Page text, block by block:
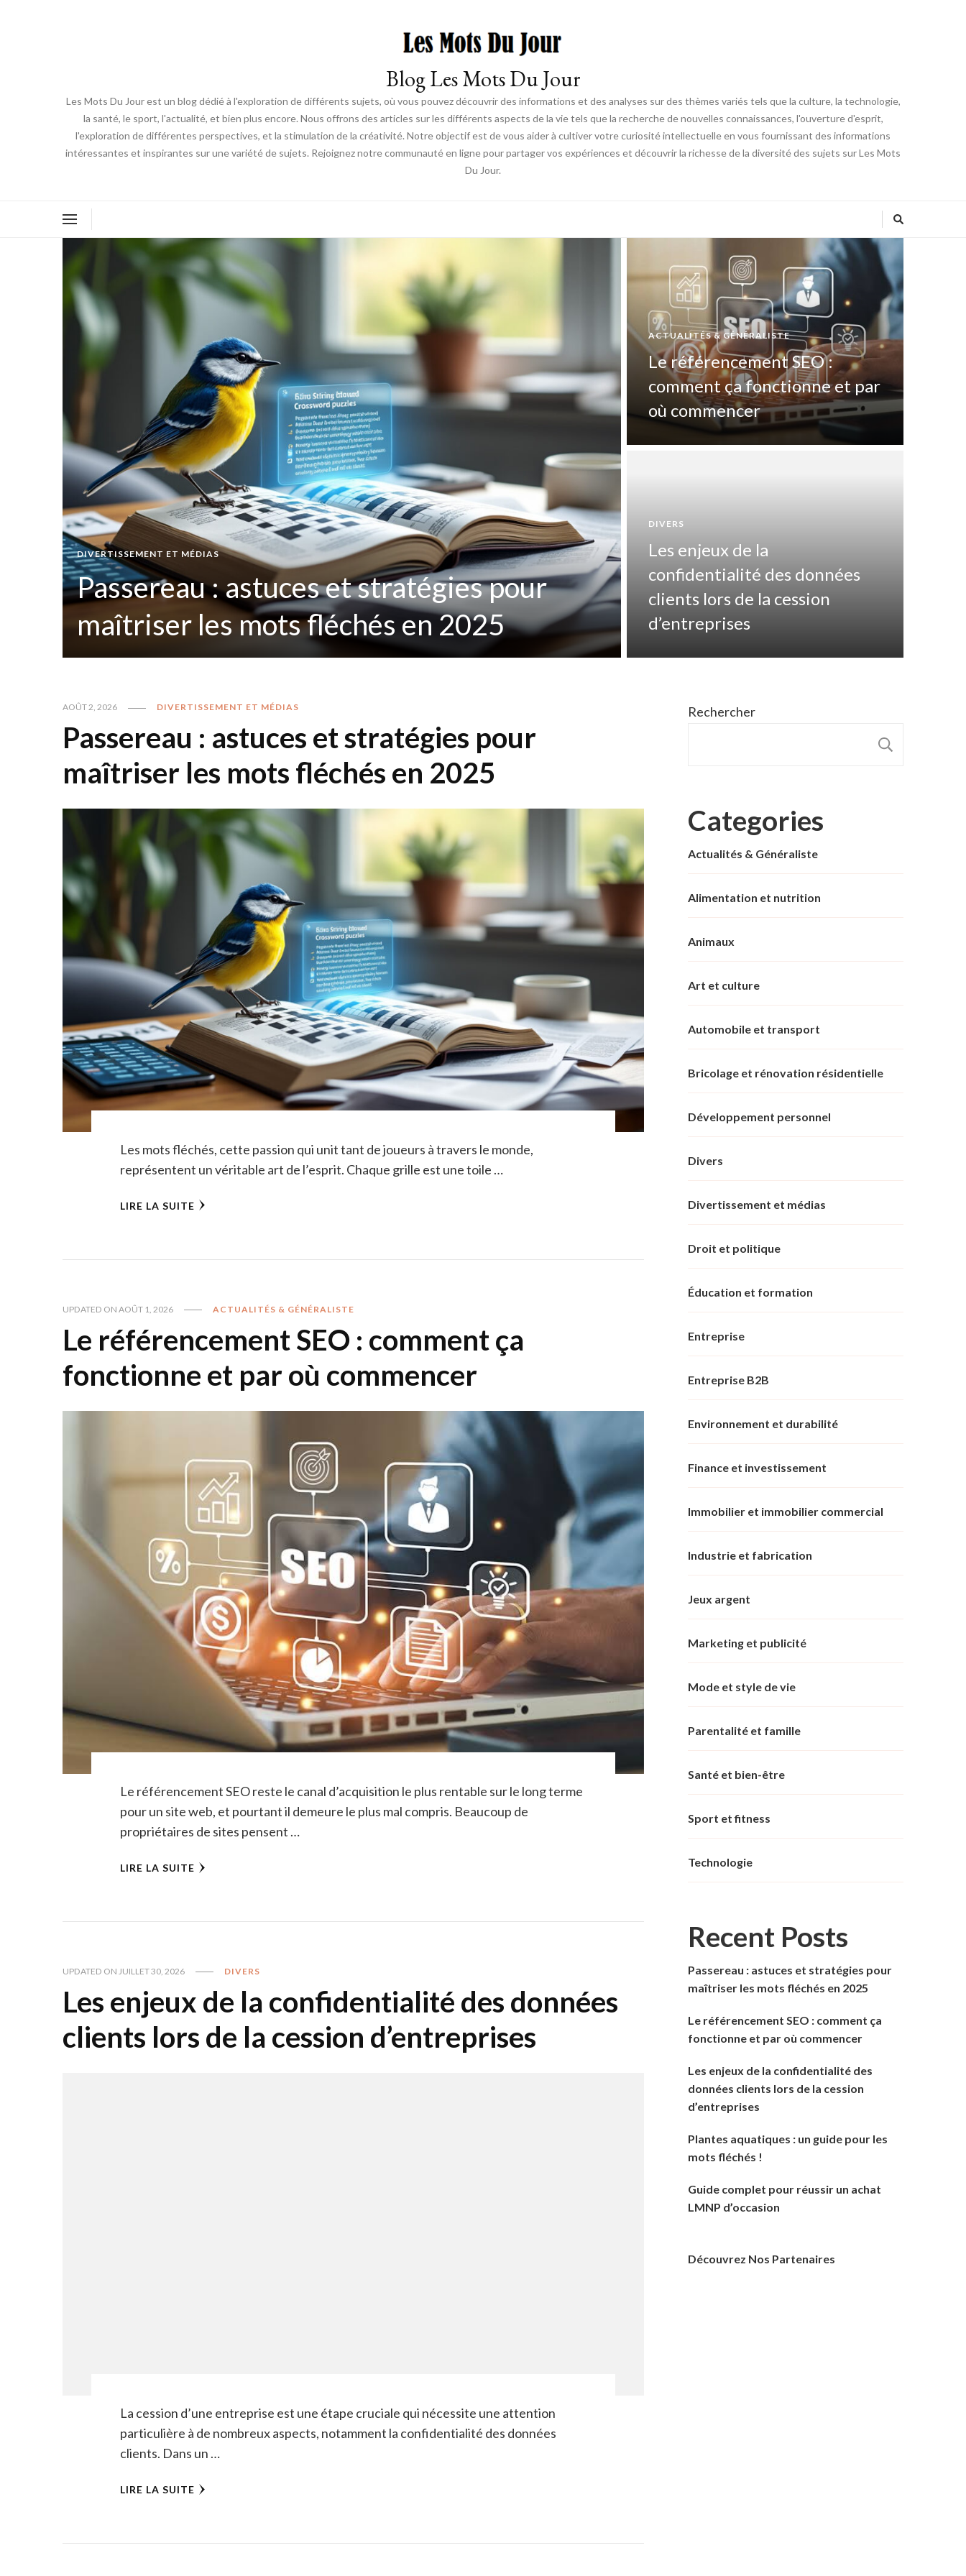
Blog Les Mots Du Jour
Les Mots Du Jour est un blog dédié à l'exploration de différents sujets, où vous pouvez découvrir des informations et des analyses sur des thèmes variés tels que la culture, la technologie,
la santé, le sport, l'actualité, et bien plus encore. Nous offrons des articles sur les différents aspects de la vie tels que la recherche de nouvelles connaissances, l'ouverture d'esprit,
l'exploration de différentes perspectives, et la stimulation de la créativité. Notre objectif est de vous aider à cultiver votre curiosité intellectuelle en vous fournissant des informations
intéressantes et inspirantes sur une variété de sujets. Rejoignez notre communauté en ligne pour partager vos expériences et découvrir la richesse de la diversité des sujets sur Les Mots
Du Jour.
DIVERTISSEMENT ET MÉDIAS
Passereau : astuces et stratégies pour
maîtriser les mots fléchés en 2025
ACTUALITÉS & GÉNÉRALISTE
Le référencement SEO :
comment ça fonctionne et par
où commencer
DIVERS
Les enjeux de la
confidentialité des données
clients lors de la cession
d’entreprises
AOÛT 2, 2026 DIVERTISSEMENT ET MÉDIAS
Passereau : astuces et stratégies pour
maîtriser les mots fléchés en 2025
Les mots fléchés, cette passion qui unit tant de joueurs à travers le monde,
représentent un véritable art de l’esprit. Chaque grille est une toile …
LIRE LA SUITE
UPDATED ON AOÛT 1, 2026 ACTUALITÉS & GÉNÉRALISTE
Le référencement SEO : comment ça
fonctionne et par où commencer
Le référencement SEO reste le canal d’acquisition le plus rentable sur le long terme
pour un site web, et pourtant il demeure le plus mal compris. Beaucoup de
propriétaires de sites pensent …
LIRE LA SUITE
UPDATED ON JUILLET 30, 2026 DIVERS
Les enjeux de la confidentialité des données
clients lors de la cession d’entreprises
La cession d’une entreprise est une étape cruciale qui nécessite une attention
particulière à de nombreux aspects, notamment la confidentialité des données
clients. Dans un …
LIRE LA SUITE
Rechercher
Categories
Actualités & Généraliste
Alimentation et nutrition
Animaux
Art et culture
Automobile et transport
Bricolage et rénovation résidentielle
Développement personnel
Divers
Divertissement et médias
Droit et politique
Éducation et formation
Entreprise
Entreprise B2B
Environnement et durabilité
Finance et investissement
Immobilier et immobilier commercial
Industrie et fabrication
Jeux argent
Marketing et publicité
Mode et style de vie
Parentalité et famille
Santé et bien-être
Sport et fitness
Technologie
Recent Posts
Passereau : astuces et stratégies pour
maîtriser les mots fléchés en 2025
Le référencement SEO : comment ça
fonctionne et par où commencer
Les enjeux de la confidentialité des
données clients lors de la cession
d’entreprises
Plantes aquatiques : un guide pour les
mots fléchés !
Guide complet pour réussir un achat
LMNP d’occasion
Découvrez Nos Partenaires